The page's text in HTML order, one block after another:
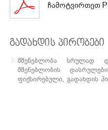
ჩამოტვირთეთ
გადახდის პირობები
მშენებლობა სრულად
მშენებლობის
ფიქსირებული, გადახდის